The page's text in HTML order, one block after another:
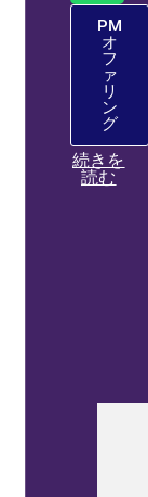
PM
オ
フ
ァ
リ
ン
グ
続きを
読む